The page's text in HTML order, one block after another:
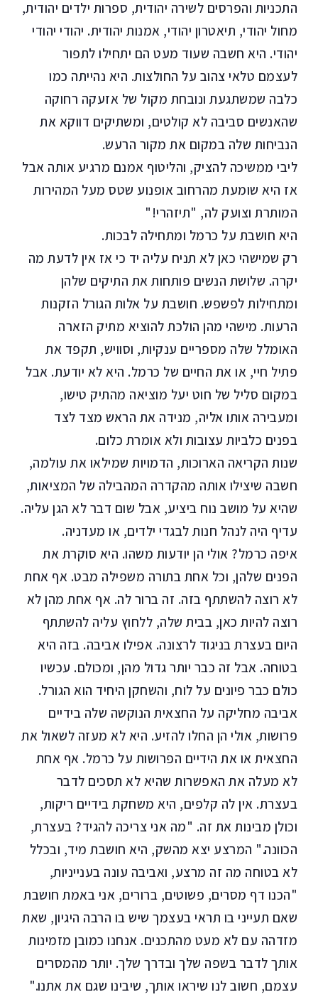
התכניות והפרסים לשירה יהודית, ספרות ילדים יהודית,
מחול יהודי, תיאטרון יהודי, אמנות יהודית. יהודי יהודי
יהודי. היא חשבה שעוד מעט הם יתחילו לתפור
לעצמם טלאי צהוב על החולצות. היא נהייתה כמו
כלבה שמשתגעת ונובחת מקול של אזעקה רחוקה
שהאנשים סביבה לא קולטים, ומשתיקים דווקא את
הנביחות שלה במקום את מקור הרעש.
ליבי ממשיכה להציק, והליטוף אמנם מרגיע אותה אבל
אז היא שומעת מהרחוב אופנוע שטס מעל המהירות
המותרת וצועק לה, "תיזהרי!"
היא חושבת על כרמל ומתחילה לבכות.
רק שמישהי כאן לא תניח עליה יד כי אז אין לדעת מה
יקרה. שלושת הנשים פותחות את התיקים שלהן
ומתחילות לפשפש. חושבת על אלות הגורל הזקנות
הרעות. מישהי מהן הולכת להוציא מתיק הזארה
האומלל שלה מספריים ענקיות, וסוויש, תקפד את
פתיל חיי, או את החיים של כרמל. היא לא יודעת. אבל
במקום סליל של חוט יעל מוציאה מהתיק טישו,
ומעבירה אותו אליה, מנידה את הראש מצד לצד
בפנים כלביות עצובות ולא אומרת כלום.
שנות הקריאה הארוכות, הדמויות שמילאו את עולמה,
חשבה שיצילו אותה מהקדרה המהבילה של המציאות,
שהיא על מושב נוח ביציע, אבל שום דבר לא הגן עליה.
עדיף היה לנהל חנות לבגדי ילדים, או מעדניה.
איפה כרמל? אולי הן יודעות משהו. היא סוקרת את
הפנים שלהן, וכל אחת בתורה משפילה מבט. אף אחת
לא רוצה להשתתף בזה. זה ברור לה. אף אחת מהן לא
רוצה להיות כאן, בבית שלה, ללחוץ עליה להשתתף
היום בעצרת בניגוד לרצונה. אפילו אביבה. בזה היא
בטוחה. אבל זה כבר יותר גדול מהן, ומכולם. עכשיו
כולם כבר פיונים על לוח, והשחקן היחיד הוא הגורל.
אביבה מחליקה על החצאית הנוקשה שלה בידיים
פרושות, אולי הן החלו להזיע. היא לא מעזה לשאול את
החצאית או את הידיים הפרושות על כרמל. אף אחת
לא מעלה את האפשרות שהיא לא תסכים לדבר
בעצרת. אין לה קלפים, היא משחקת בידיים ריקות,
וכולן מבינות את זה. "מה אני צריכה להגיד? בעצרת,
הכוונה." המרצע יצא מהשק, היא חושבת מיד, ובכלל
לא בטוחה מה זה מרצע, ואביבה עונה בענייניות,
"הכנו דף מסרים, פשוטים, ברורים, אני באמת חושבת
שאם תעייני בו תראי בעצמך שיש בו הרבה היגיון, שאת
מזדהה עם לא מעט מהתכנים. אנחנו כמובן מזמינות
אותך לדבר בשפה שלך ובדרך שלך. יותר מהמסרים
עצמם, חשוב לנו שיראו אותך, שיבינו שגם את אתנו."